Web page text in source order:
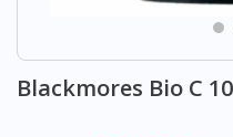
Blackmores Bio C